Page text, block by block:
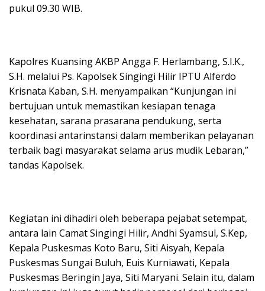
pukul 09.30 WIB.
Kapolres Kuansing AKBP Angga F. Herlambang, S.I.K.,
S.H. melalui Ps. Kapolsek Singingi Hilir IPTU Alferdo
Krisnata Kaban, S.H. menyampaikan “Kunjungan ini
bertujuan untuk memastikan kesiapan tenaga
kesehatan, sarana prasarana pendukung, serta
koordinasi antarinstansi dalam memberikan pelayanan
terbaik bagi masyarakat selama arus mudik Lebaran,”
tandas Kapolsek.
Kegiatan ini dihadiri oleh beberapa pejabat setempat,
antara lain Camat Singingi Hilir, Andhi Syamsul, S.Kep,
Kepala Puskesmas Koto Baru, Siti Aisyah, Kepala
Puskesmas Sungai Buluh, Euis Kurniawati, Kepala
Puskesmas Beringin Jaya, Siti Maryani. Selain itu, dalam